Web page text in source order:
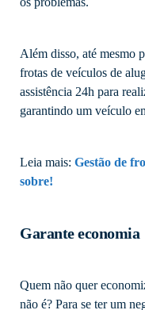
Além disso, até mesmo
frotas de veículos de
assistência 24h para
garantindo um veículo
Leia mais: Gestão de
sobre!
Garante economia
Quem não quer
não é? Para se ter um